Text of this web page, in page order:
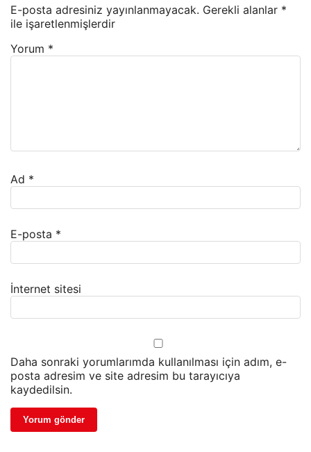
E-posta adresiniz yayınlanmayacak. Gerekli alanlar *
ile işaretlenmişlerdir
Yorum *
Ad *
E-posta *
İnternet sitesi
Daha sonraki yorumlarımda kullanılması için adım, e-
posta adresim ve site adresim bu tarayıcıya
kaydedilsin.